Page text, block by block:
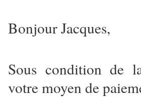
Bonjour Jacques,
Sous condition de
votre moyen de